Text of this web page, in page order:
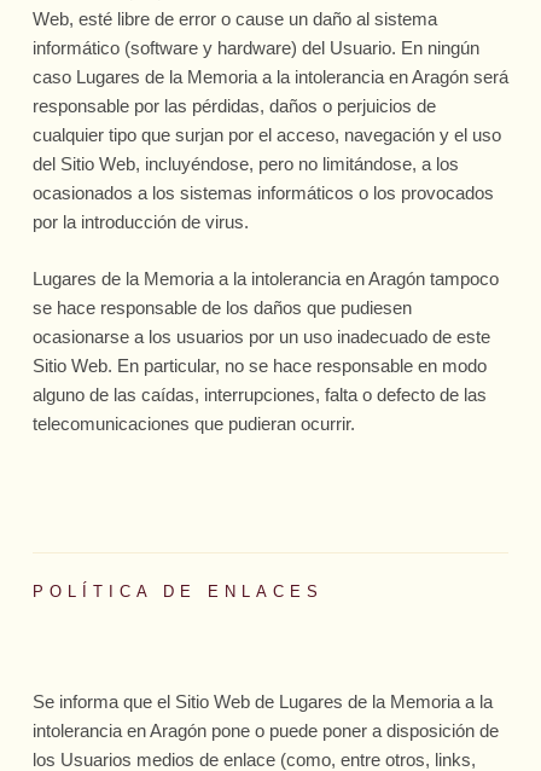
Web, esté libre de error o cause un daño al sistema
informático (software y hardware) del Usuario. En ningún
caso Lugares de la Memoria a la intolerancia en Aragón será
responsable por las pérdidas, daños o perjuicios de
cualquier tipo que surjan por el acceso, navegación y el uso
del Sitio Web, incluyéndose, pero no limitándose, a los
ocasionados a los sistemas informáticos o los provocados
por la introducción de virus.
Lugares de la Memoria a la intolerancia en Aragón tampoco
se hace responsable de los daños que pudiesen
ocasionarse a los usuarios por un uso inadecuado de este
Sitio Web. En particular, no se hace responsable en modo
alguno de las caídas, interrupciones, falta o defecto de las
telecomunicaciones que pudieran ocurrir.
POLÍTICA DE ENLACES
Se informa que el Sitio Web de Lugares de la Memoria a la
intolerancia en Aragón pone o puede poner a disposición de
los Usuarios medios de enlace (como, entre otros, links,